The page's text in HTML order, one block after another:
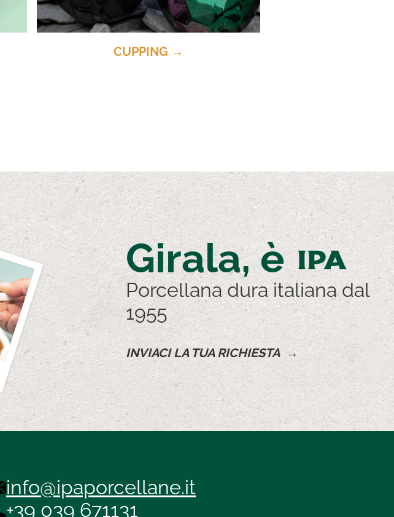
CUPPING →
Girala, èIPA
Porcellana dura italiana dal
1955
INVIACI LA TUA RICHIESTA →
info@ipaporcellane.it
+39 039 671131